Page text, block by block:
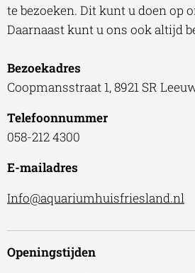
te bezoeken. Dit kunt u doen op
Daarnaast kunt u ons ook altijd
Bezoekadres
Coopmansstraat 1, 8921 SR
Telefoonnummer
058-212 4300
E-mailadres
Info@aquariumhuisfriesland.nl
Openingstijden